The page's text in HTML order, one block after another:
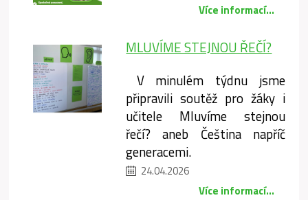
Více informací...
MLUVÍME STEJNOU ŘEČÍ?
V minulém týdnu jsme
připravili soutěž pro žáky i
učitele Mluvíme stejnou
řečí? aneb Čeština napříč
generacemi.
24.04.2026
Více informací...